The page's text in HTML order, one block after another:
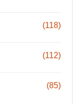
(118)
(112)
(85)